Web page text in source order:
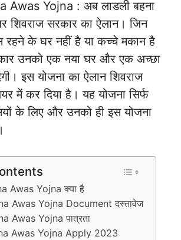
Awas Yojna : अब लाडली बहना
शिवराज सरकार का ऐलान। जिन
रहने के घर नहीं है या कच्चे मकान है
उनको एक नया घर और एक अच्छा
इस योजना का ऐलान शिवराज
में कर दिया है। यह योजना सिर्फ
के लिए और उनको ही इस योजना
Awas Yojna क्या है
Awas Yojna Document दस्तावेज
Awas Yojna पात्रता
Awas Yojna Apply 2023